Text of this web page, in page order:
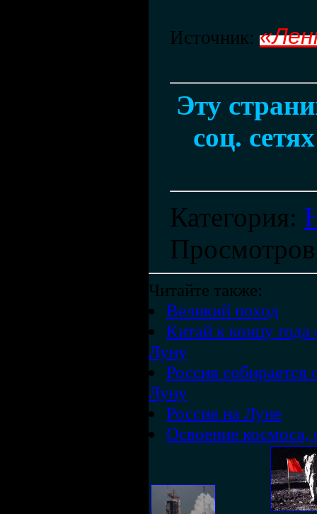
Источник:
Эту
соц.
Категория:
Просмотров
Читайте также:
Великий поход
Китай к концу года
Луну
Россия собирается
Луну
Россия на Луне
Освоение космоса,